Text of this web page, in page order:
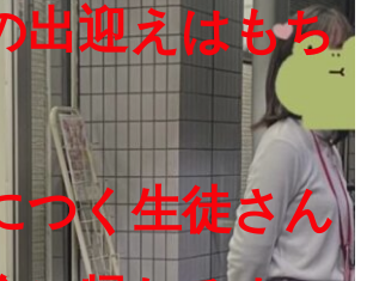
出迎えはもち
つく生徒さん